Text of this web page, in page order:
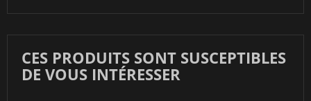
CES PRODUITS SONT SUSCEPTIBLES
DE VOUS INTÉRESSER